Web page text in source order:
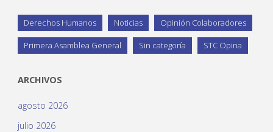
Derechos Humanos Noticias Opinión Colaboradores
Primera Asamblea General Sin categoría STC Opina
ARCHIVOS
agosto 2026
julio 2026